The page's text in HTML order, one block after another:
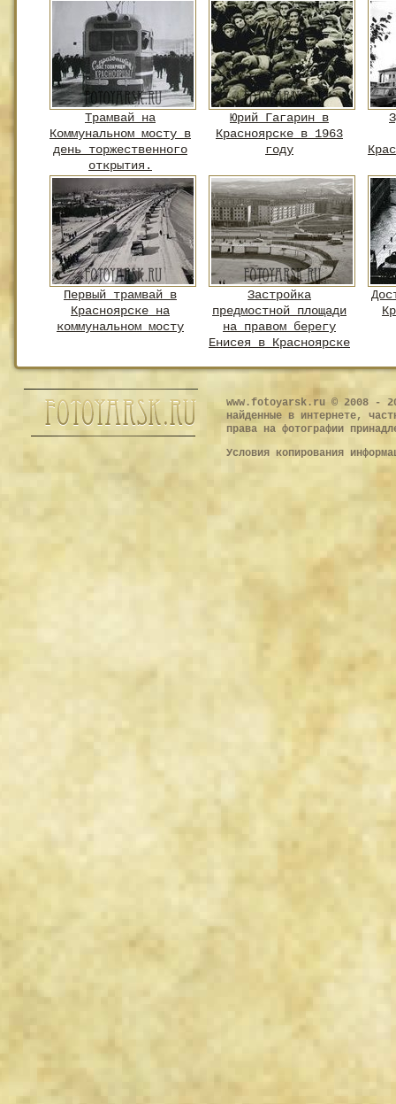
Трамвай на
Коммунальном мосту в
день торжественного
открытия.
Юрий Гагарин в
Красноярске в 1963
году
Первый трамвай в
Красноярске на
коммунальном мосту
Застройка
предмостной площади
на правом берегу
Енисея в Красноярске
www.fotoyarsk.ru © 2008 -
найденные в интернете,
права на фотографии
Условия копирования